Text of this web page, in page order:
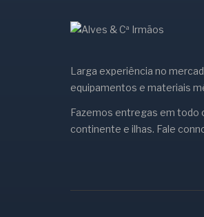
Larga experiência no
equipamentos e materiais
Fazemos entregas em todo
continente e ilhas. Fale